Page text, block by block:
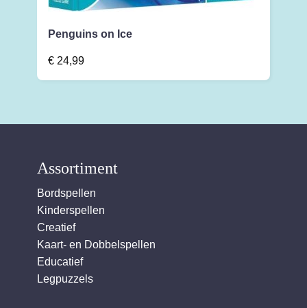
Penguins on Ice
€ 24,99
Assortiment
Bordspellen
Kinderspellen
Creatief
Kaart- en Dobbelspellen
Educatief
Legpuzzels